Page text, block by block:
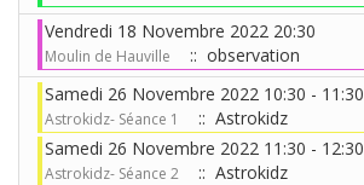
Vendredi 18 Novembre 2022 20:30
Moulin de Hauville
:: observation
Samedi 26 Novembre 2022 10:30 - 11:30
Astrokidz- Séance 1
:: Astrokidz
Samedi 26 Novembre 2022 11:30 - 12:30
Astrokidz- Séance 2
:: Astrokidz